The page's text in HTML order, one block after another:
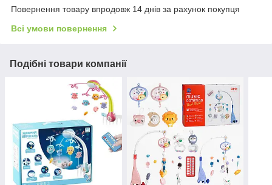
Повернення товару впродовж 14 днів за рахунок покупця
Всі умови повернення
Подібні товари компанії